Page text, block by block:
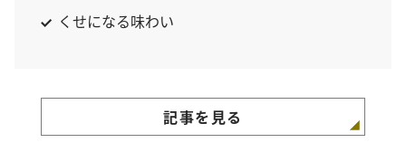
くせになる味わい
記事を見る